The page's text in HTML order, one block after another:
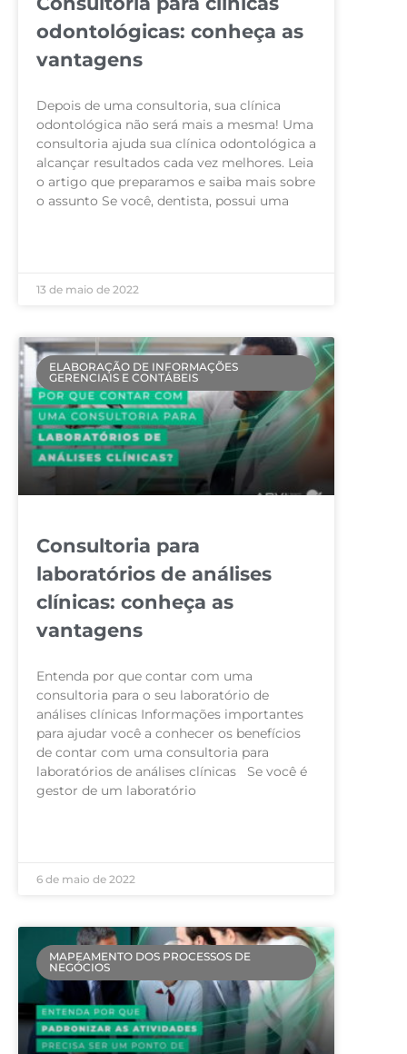
odontológicas: conheça as
vantagens
Depois de uma consultoria, sua clínica
odontológica não será mais a mesma! Uma
consultoria ajuda sua clínica odontológica a
alcançar resultados cada vez melhores. Leia
o artigo que preparamos e saiba mais sobre
o assunto Se você, dentista, possui uma
13 de maio de 2022
ELABORAÇÃO DE INFORMAÇÕES
GERENCIAIS E CONTÁBEIS
Consultoria para
laboratórios de análises
clínicas: conheça as
vantagens
Entenda por que contar com uma
consultoria para o seu laboratório de
análises clínicas Informações importantes
para ajudar você a conhecer os benefícios
de contar com uma consultoria para
laboratórios de análises clínicas Se você é
gestor de um laboratório
6 de maio de 2022
MAPEAMENTO DOS PROCESSOS DE
NEGÓCIOS